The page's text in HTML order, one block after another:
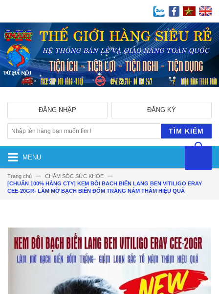
ĐĂNG KÝ
ĐĂNG NHẬP
TÌM KIẾM
MENU
Trang chủ
CHĂM SÓC SỨC KHỎE
[CHUẨN 100% HÀNG CTY] KEM BÔI BẠCH BIẾN LANG BEN VITILIGO ERAY
CEE-20GR- LÀM MỜ BẠCH BIẾN ĐỐM TRẮNG NÁM THÂM HIỆU QUẢ